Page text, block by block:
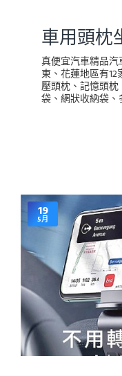
車用頭枕
真便宜汽車精品
東、花蓮地區有
壓頭枕、記憶頭
袋、網狀收納袋、
19
5月